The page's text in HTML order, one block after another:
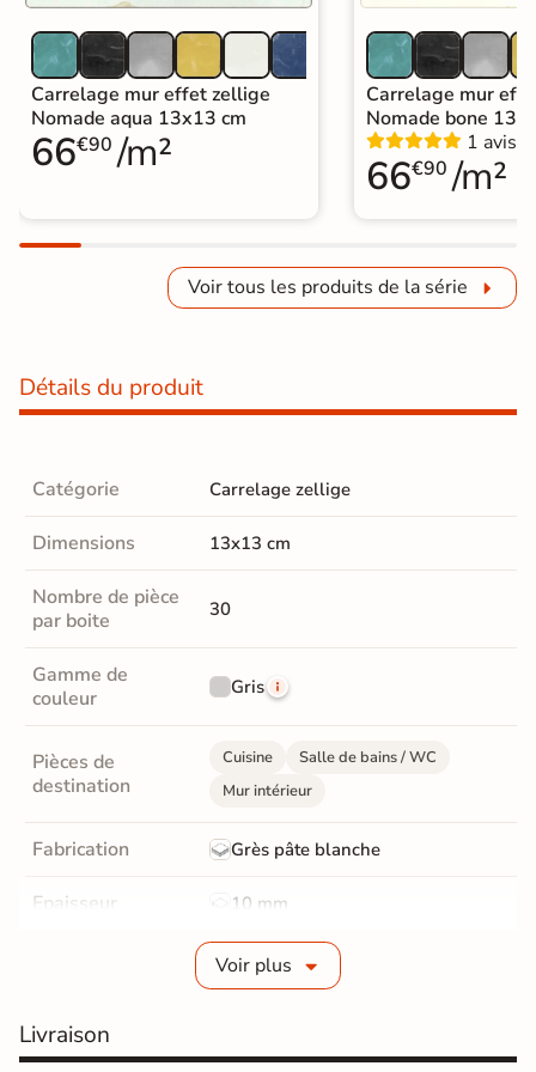
Carrelage mur effet zellige
Nomade aqua 13x13 cm
66€90 /m²
Carrelage mur
Nomade bone
1 avis
66€90 /m²
Voir tous les produits de la série
Détails du produit
Catégorie Carrelage zellige
Dimensions 13x13 cm
Nombre de pièce
par boite
30
Gamme de
couleur
Gris
Pièces de
destination
Cuisine
Salle de bains / WC
Mur intérieur
Fabrication Grès pâte blanche
Epaisseur 10 mm
Non-rectifié
Surface Structurée
Voir plus
Livraison